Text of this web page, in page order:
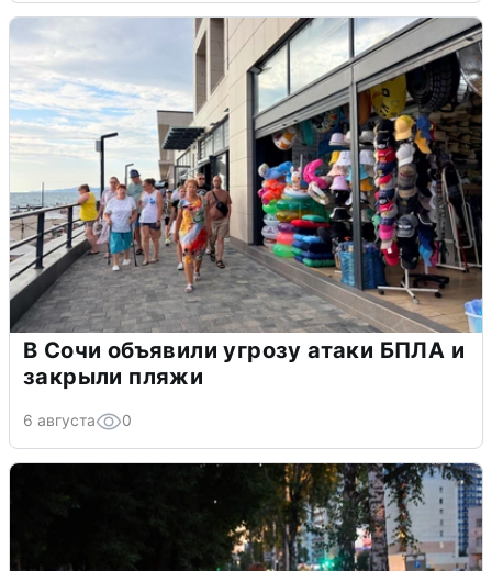
В Сочи объявили угрозу атаки БПЛА и
закрыли пляжи
6 августа 0